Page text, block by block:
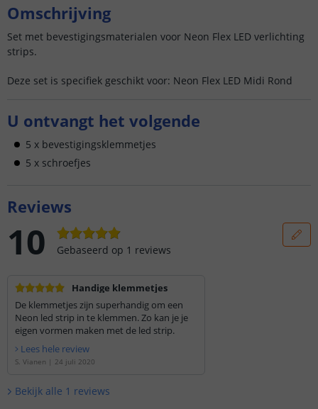
Omschrijving
Set met bevestigingsmaterialen voor Neon Flex LED verlichting
strips.
Deze set is specifiek geschikt voor: Neon Flex LED Midi Rond
U ontvangt het volgende
5 x bevestigingsklemmetjes
5 x schroefjes
Reviews
10 Gebaseerd op 1 reviews
Handige klemmetjes
De klemmetjes zijn superhandig om een
Neon led strip in te klemmen. Zo kan je je
eigen vormen maken met de led strip.
Lees hele review
S. Vianen | 24 juli 2020
Bekijk alle 1 reviews